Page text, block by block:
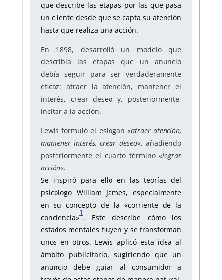
que describe las etapas por las que pasa
un cliente desde que se capta su atención
hasta que realiza una acción.
En 1898, desarrolló un modelo que
describía las etapas que un anuncio
debía seguir para ser verdaderamente
eficaz: atraer la atención, mantener el
interés, crear deseo y, posteriormente,
incitar a la acción.
Lewis formuló el eslogan «atraer atención,
mantener interés, crear deseo«, añadiendo
posteriormente el cuarto término «lograr
acción«.
Se inspiró para ello en las teorías del
psicólogo William James, especialmente
en su concepto de la «corriente de la
conciencia»
1
. Este describe cómo los
estados mentales fluyen y se transforman
unos en otros. Lewis aplicó esta idea al
ámbito publicitario, sugiriendo que un
anuncio debe guiar al consumidor a